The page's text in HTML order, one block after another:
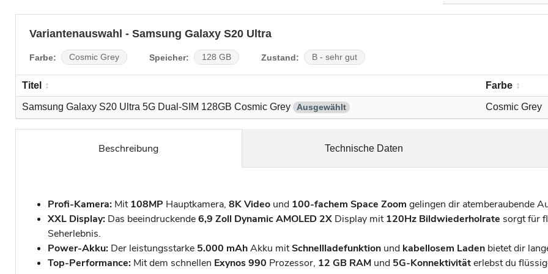
Variantenauswahl - Samsung Galaxy S20 Ultra
Farbe: Cosmic Grey Speicher: 128 GB Zustand: B - sehr gut
Titel Farbe
Samsung Galaxy S20 Ultra 5G Dual-SIM 128GB Cosmic Grey Ausgewählt Cosmic Grey
Beschreibung
Profi-Kamera: Mit108MP Hauptkamera, 8K Video und 100-fachem Space Zoom gelingen dir atemberaubende
XXL Display: Das beeindruckende6,9 Zoll Dynamic AMOLED 2X Display mit120Hz Bildwiederholrate sorgt für
Seherlebnis.
Power-Akku: Der leistungsstarke 5.000 mAhAkku mitSchnellladefunktion und kabellosem Laden bietet dir
Top-Performance: Mit dem schnellen Exynos 990 Prozessor, 12 GB RAM und 5G-Konnektivitäterlebst du
Technische Daten